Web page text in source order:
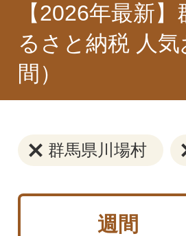
【2026年最新
るさと納税 人
間）
群馬県川場村
週間